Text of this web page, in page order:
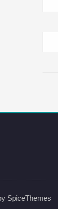
SpiceThemes